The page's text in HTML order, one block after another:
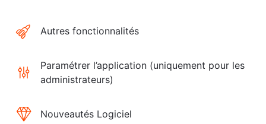
Autres fonctionnalités
Paramétrer l’application (uniquement pour les
administrateurs)
Nouveautés Logiciel